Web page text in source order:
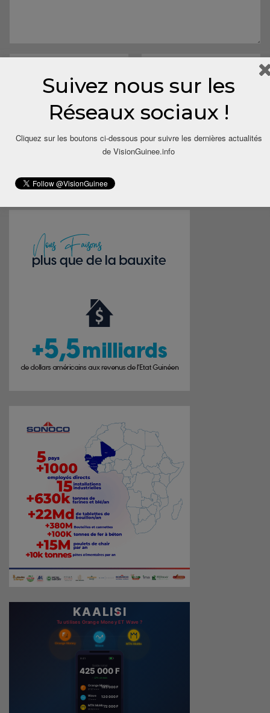
Save my name, email, and website in this browser for the next
Suivez nous sur les
Réseaux sociaux !
Cliquez sur les boutons ci-dessous pour suivre les dernières actualités
de VisionGuinee.info